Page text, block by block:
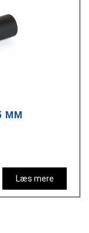
MM
Læs mere